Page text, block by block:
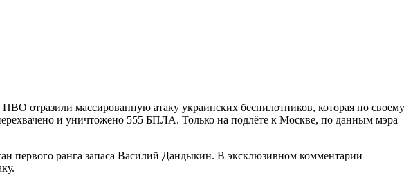
отразили массированную атаку украинских беспилотников, которая по своему
и уничтожено 555 БПЛА. Только на подлёте к Москве, по данным мэра
первого ранга запаса Василий Дандыкин. В эксклюзивном комментарии